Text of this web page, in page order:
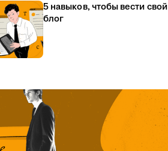
5 навыков, чтобы вести свой
блог